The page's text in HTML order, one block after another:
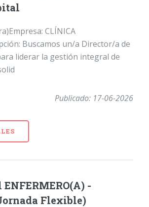
CLÍNICA
Buscamos un/a Director/a de
liderar la gestión integral de
Publicado: 17-06-2026
-
Flexible)